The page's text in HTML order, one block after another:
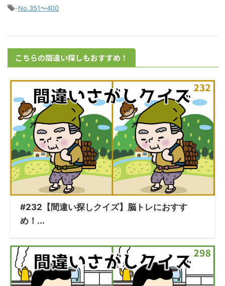
-No.351〜400
こちらの間違い探しもおすすめ！
#232【間違い探しクイズ】脳トレにおすす
め！...